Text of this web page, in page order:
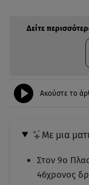
Δείτε
Ακούστε το
Με μια
Στον 9ο
46χρονος